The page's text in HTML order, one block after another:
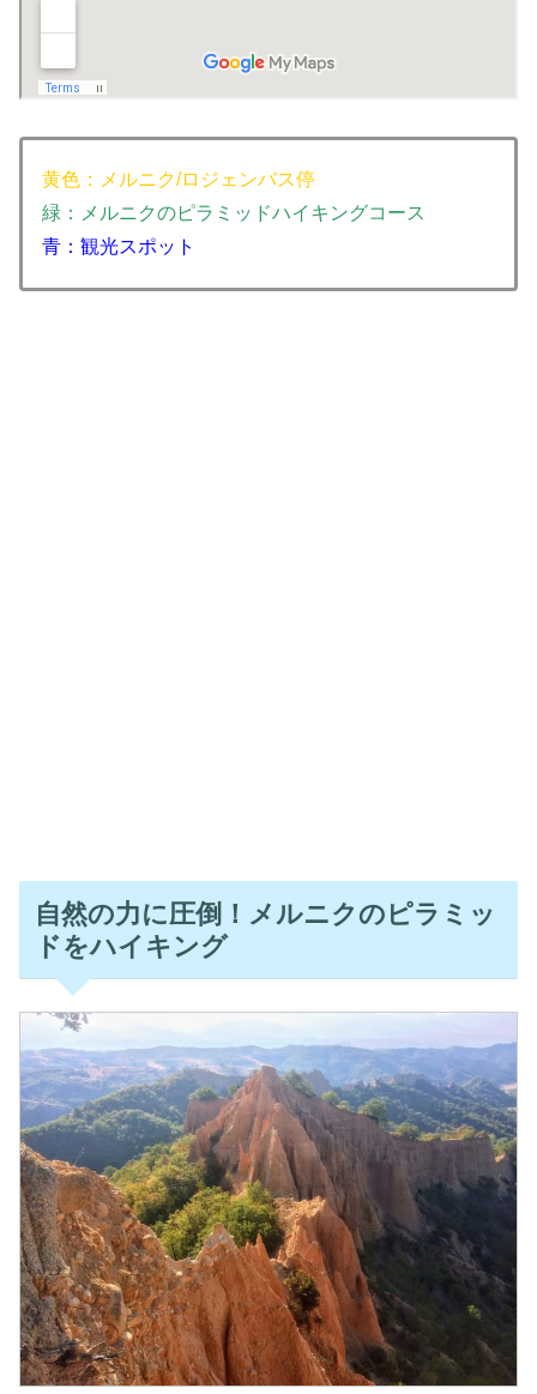
黄色：メルニク/ロジェンバス停
緑：メルニクのピラミッドハイキングコース
青：観光スポット
自然の力に圧倒！メルニクのピラミッ
ドをハイキング